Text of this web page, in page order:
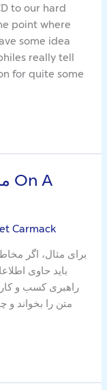
to our hard
point where
some idea
really tell
for quite some
Carmack
برای مثال، اگر
باید حاوی
راهبری کسب و
متن را بخواند و